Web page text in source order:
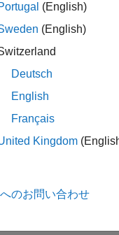
会人採用
innovations.
条
(English)
(English)
Deutsch
English
Français
Kingdom
のお問い合わせ